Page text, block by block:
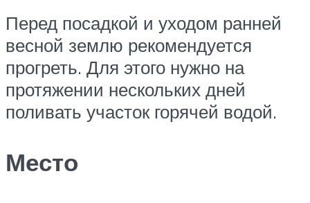
Перед посадкой и уходом ранней
весной землю рекомендуется
прогреть. Для этого нужно на
протяжении нескольких дней
поливать участок горячей водой.
Место